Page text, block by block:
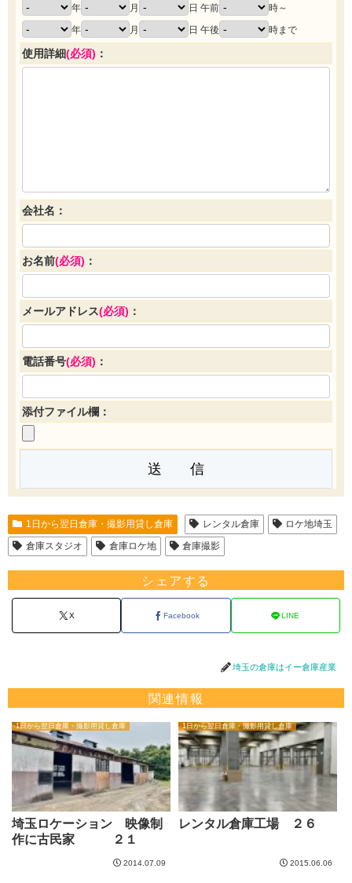
年 月 日 午前
時～
年
月 日 午後 時まで
使用詳細(必須) ：
会社名：
お名前(必須) ：
メールアドレス(必須) ：
電話番号(必須) ：
添付ファイル欄：
1日から翌日倉庫・撮影用貸し倉庫 レンタル倉庫
ロケ地埼玉
倉庫スタジオ
倉庫ロケ地 倉庫撮影
シェアする
X Facebook LINE
埼玉の倉庫はイー倉庫産業
関連情報
1日から翌日倉庫・撮影用貸し倉庫
埼玉ロケーション 映像制
作に古民家 ２１
2014.07.09
1日から翌日倉庫・撮影用貸し倉庫
レンタル倉庫工場 ２６
2015.06.06